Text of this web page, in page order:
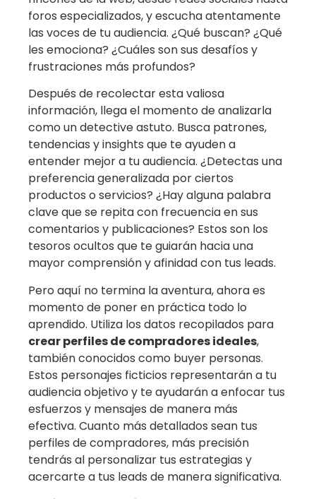
foros especializados, y escucha atentamente
las voces de tu audiencia. ¿Qué buscan? ¿Qué
les emociona? ¿Cuáles son sus desafíos y
frustraciones más profundos?
Después de recolectar esta valiosa
información, llega el momento de analizarla
como un detective astuto. Busca patrones,
tendencias y insights que te ayuden a
entender mejor a tu audiencia. ¿Detectas una
preferencia generalizada por ciertos
productos o servicios? ¿Hay alguna palabra
clave que se repita con frecuencia en sus
comentarios y publicaciones? Estos son los
tesoros ocultos que te guiarán hacia una
mayor comprensión y afinidad con tus leads.
Pero aquí no termina la aventura, ahora es
momento de poner en práctica todo lo
aprendido. Utiliza los datos recopilados para
crear perfiles de compradores ideales,
también conocidos como buyer personas.
Estos personajes ficticios representarán a tu
audiencia objetivo y te ayudarán a enfocar tus
esfuerzos y mensajes de manera más
efectiva. Cuanto más detallados sean tus
perfiles de compradores, más precisión
tendrás al personalizar tus estrategias y
acercarte a tus leads de manera significativa.